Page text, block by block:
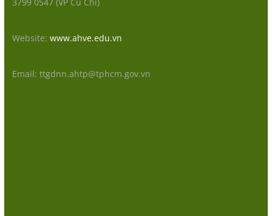
Website: www.ahve.edu.vn
Email: ttgdnn.ahtp@tphcm.gov.vn